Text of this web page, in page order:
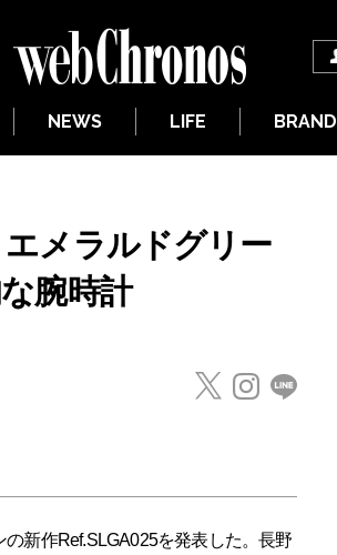
NEWS LIFE BRAND
メラルドグリー
腕時計
新作Ref.SLGA025を発表した。長野